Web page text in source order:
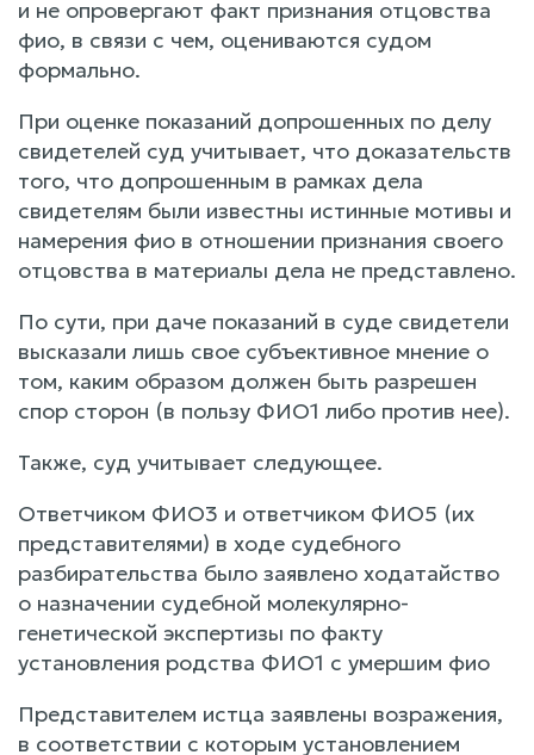
и не опровергают факт признания отцовства
фио, в связи с чем, оцениваются судом
формально.
При оценке показаний допрошенных по делу
свидетелей суд учитывает, что доказательств
того, что допрошенным в рамках дела
свидетелям были известны истинные мотивы и
намерения фио в отношении признания своего
отцовства в материалы дела не представлено.
По сути, при даче показаний в суде свидетели
высказали лишь свое субъективное мнение о
том, каким образом должен быть разрешен
спор сторон (в пользу ФИО1 либо против нее).
Также, суд учитывает следующее.
Ответчиком ФИО3 и ответчиком ФИО5 (их
представителями) в ходе судебного
разбирательства было заявлено ходатайство
о назначении судебной молекулярно-
генетической экспертизы по факту
установления родства ФИО1 с умершим фио
Представителем истца заявлены возражения,
в соответствии с которым установлением